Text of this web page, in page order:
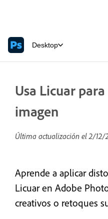
Desktop
Usa Licuar
imagen
Última actualización el2/12/
Aprende a aplicar
Licuar en Adobe
creativos o retoques